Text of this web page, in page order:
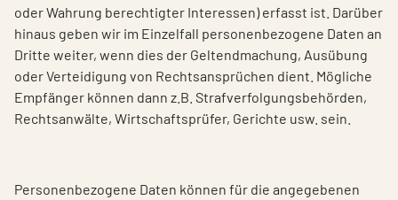
oder Wahrung berechtigter Interessen) erfasst ist. Darüber
hinaus geben wir im Einzelfall personenbezogene Daten an
Dritte weiter, wenn dies der Geltendmachung, Ausübung
oder Verteidigung von Rechtsansprüchen dient. Mögliche
Empfänger können dann z.B. Strafverfolgungsbehörden,
Rechtsanwälte, Wirtschaftsprüfer, Gerichte usw. sein.
Personenbezogene Daten können für die angegebenen